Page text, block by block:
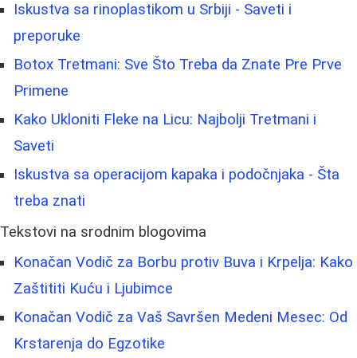
Iskustva sa rinoplastikom u Srbiji - Saveti i
preporuke
Botox Tretmani: Sve Što Treba da Znate Pre Prve
Primene
Kako Ukloniti Fleke na Licu: Najbolji Tretmani i
Saveti
Iskustva sa operacijom kapaka i podočnjaka - Šta
treba znati
Tekstovi na srodnim blogovima
Konačan Vodič za Borbu protiv Buva i Krpelja: Kako
Zaštititi Kuću i Ljubimce
Konačan Vodič za Vaš Savršen Medeni Mesec: Od
Krstarenja do Egzotike